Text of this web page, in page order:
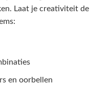
Laat je creativiteit de
en oorbellen